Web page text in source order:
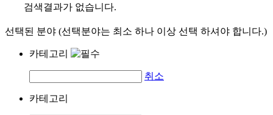
검색결과가 없습니다.
선택된 분야 (선택분야는 최소 하나 이상 선택 하셔야 합니다.)
카테고리
취소
카테고리